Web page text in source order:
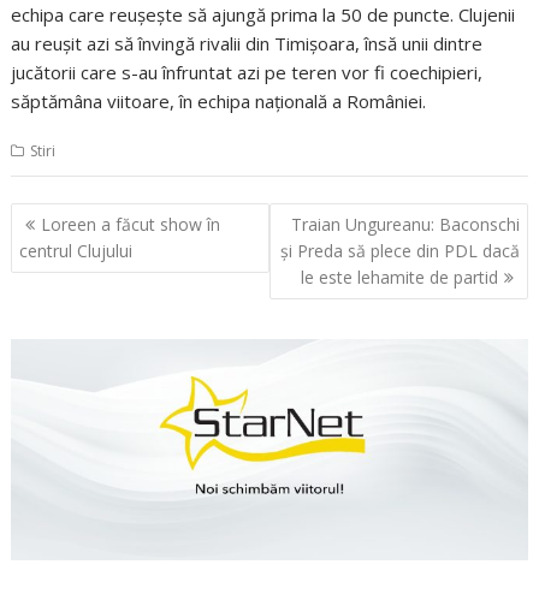
echipa care reușește să ajungă prima la 50 de puncte. Clujenii
au reușit azi să învingă rivalii din Timișoara, însă unii dintre
jucătorii care s-au înfruntat azi pe teren vor fi coechipieri,
săptămâna viitoare, în echipa națională a României.
Stiri
Navigare
în
articole
Loreen a făcut show în
centrul Clujului
Traian Ungureanu: Baconschi
şi Preda să plece din PDL dacă
le este lehamite de partid